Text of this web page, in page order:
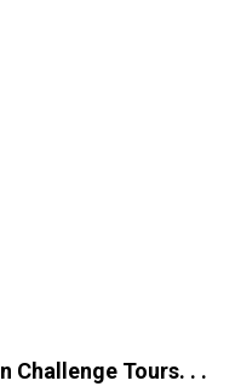
Challenge Tours. . .